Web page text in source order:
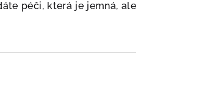
péči, která je jemná, ale